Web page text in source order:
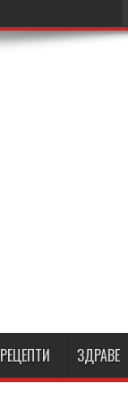
РЕЦЕПТИ ЗДРАВЕ